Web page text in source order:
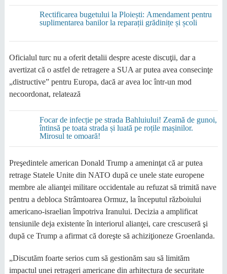
Rectificarea bugetului la Ploiești: Amendament pentru
suplimentarea banilor la reparații grădinițe și școli
Oficialul turc nu a oferit detalii despre aceste discuţii, dar a
avertizat că o astfel de retragere a SUA ar putea avea consecinţe
„distructive” pentru Europa, dacă ar avea loc într-un mod
necoordonat, relatează
Focar de infecție pe strada Bahluiului! Zeamă de gunoi,
întinsă pe toata strada și luată pe roțile mașinilor.
Mirosul te omoară!
Preşedintele american Donald Trump a ameninţat că ar putea
retrage Statele Unite din NATO după ce unele state europene
membre ale alianţei militare occidentale au refuzat să trimită nave
pentru a debloca Strâmtoarea Ormuz, la începutul războiului
americano-israelian împotriva Iranului. Decizia a amplificat
tensiunile deja existente în interiorul alianţei, care crescuseră şi
după ce Trump a afirmat că doreşte să achiziţioneze Groenlanda.
„Discutăm foarte serios cum să gestionăm sau să limităm
impactul unei retrageri americane din arhitectura de securitate